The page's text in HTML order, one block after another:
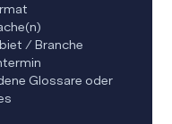
/ Branche
Glossare oder